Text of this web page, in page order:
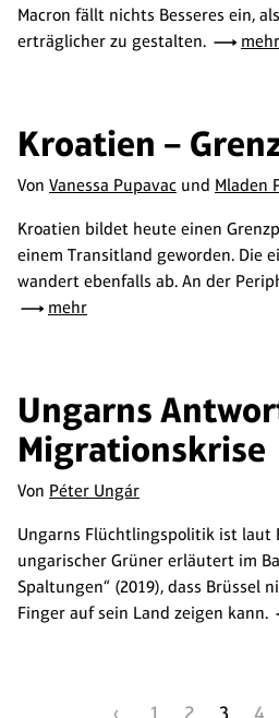
Macron fällt nichts Besseres ein,
erträglicher zu gestalten.
mehr
Kroatien –
Von Vanessa Pupavac und Mladen
Kroatien bildet heute einen
einem Transitland geworden. Die
wandert ebenfalls ab. An der
mehr
Ungarns
Migrationskrise
Von Péter Ungár
Ungarns Flüchtlingspolitik ist laut
ungarischer Grüner erläutert im
Spaltungen“ (2019), dass Brüssel
Finger auf sein Land zeigen kann.
‹ 1 2 3 4